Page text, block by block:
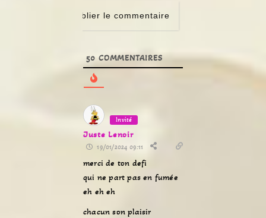
50 COMMENTAIRES
Invité
Juste Lenoir
19/01/2024 09:11
merci de ton defi
qui ne part pas en fumée
eh eh eh
chacun son plaisir